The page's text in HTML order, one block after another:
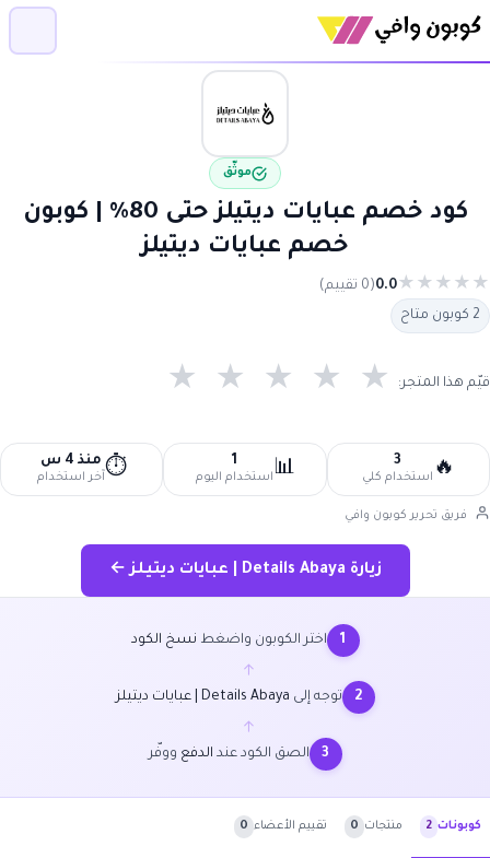
موثّق
كود خصم عبايات ديتيلز حتى 80% | كوبون
خصم عبايات ديتيلز
★
★
★
★
★
0.0(0 تقييم)
2 كوبون متاح
قيّم هذا المتجر: ★ ★ ★ ★ ★
🔥
3
استخدام كلي 📊
1
استخدام اليوم ⏱️ منذ 4 س
آخر استخدام
فريق تحرير كوبون وافي
زيارة Details Abaya | عبايات ديتيلز ←
1 اختر الكوبون واضغط نسخ الكود
←
2 توجه إلى Details Abaya | عبايات ديتيلز
←
3 الصق الكود عند الدفع ووفّر
كوبونات 2 منتجات 0 تقييم الأعضاء 0